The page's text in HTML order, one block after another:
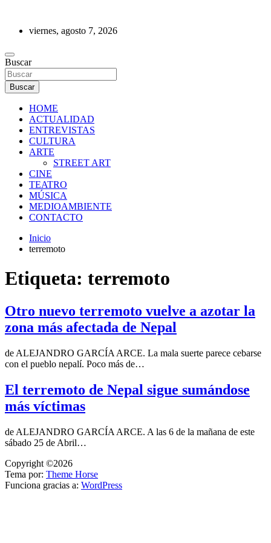
contenidoviernes, agosto 7, 2026
REVISTA DE PRENSA
Buscar
Buscar
HOME
ACTUALIDAD
ENTREVISTAS
CULTURA
ARTE
STREET ART
CINE
TEATRO
MÚSICA
MEDIOAMBIENTE
CONTACTO
Inicio
terremoto
Etiqueta: terremoto
Otro nuevo terremoto vuelve a azotar la
zona más afectada de Nepal
de ALEJANDRO GARCÍA ARCE. La mala suerte parece cebarse
con el pueblo nepalí. Poco más de…
El terremoto de Nepal sigue sumándose
más víctimas
de ALEJANDRO GARCÍA ARCE. A las 6 de la mañana de este
sábado 25 de Abril…
Copyright ©2026
Tema por: Theme Horse
Funciona gracias a: WordPress